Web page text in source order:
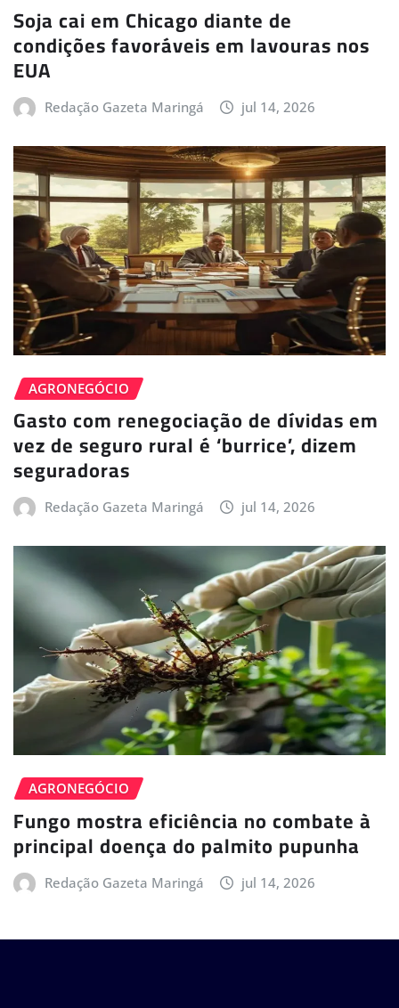
Soja cai em Chicago diante de
condições favoráveis em lavouras nos
EUA
Redação Gazeta Maringá jul 14, 2026
AGRONEGÓCIO
Gasto com renegociação de dívidas em
vez de seguro rural é ‘burrice’, dizem
seguradoras
Redação Gazeta Maringá jul 14, 2026
AGRONEGÓCIO
Fungo mostra eficiência no combate à
principal doença do palmito pupunha
Redação Gazeta Maringá jul 14, 2026